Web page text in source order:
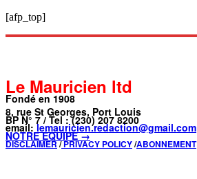
[afp_top]
Le Mauricien ltd
Fondé en 1908
8, rue St Georges, Port Louis
BP N° 7 / Tel : (230) 207 8200
email: lemauricien.redaction@gmail.com
NOTRE ÉQUIPE →
DISCLAIMER/PRIVACY POLICY/ABONNEMENT